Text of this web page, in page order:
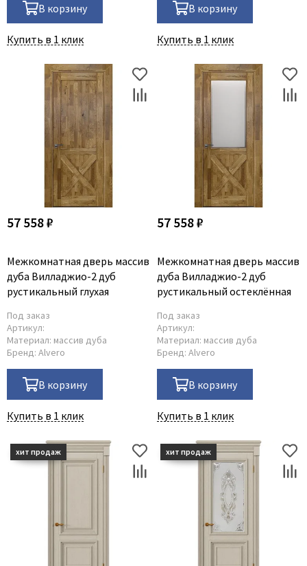
В корзину
Купить в 1 клик
В корзину
Купить в 1 клик
57 558 ₽
Межкомнатная дверь массив
дуба Вилладжио-2 дуб
рустикальный глухая
Под заказ
Артикул:
Материал: массив дуба
Бренд: Alvero
В корзину
Купить в 1 клик
57 558 ₽
Межкомнатная дверь массив
дуба Вилладжио-2 дуб
рустикальный остеклённая
Под заказ
Артикул:
Материал: массив дуба
Бренд: Alvero
В корзину
Купить в 1 клик